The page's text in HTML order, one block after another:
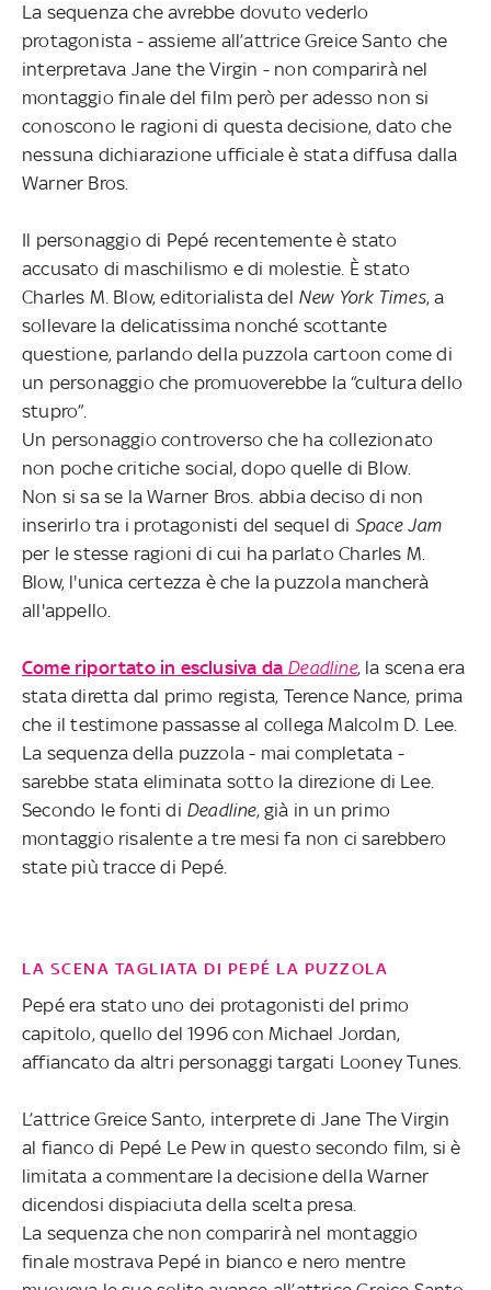
La sequenza che avrebbe dovuto vederlo
protagonista - assieme all’attrice Greice Santo che
interpretava Jane the Virgin - non comparirà nel
montaggio finale del film però per adesso non si
conoscono le ragioni di questa decisione, dato che
nessuna dichiarazione ufficiale è stata diffusa dalla
Warner Bros.
Il personaggio di Pepé recentemente è stato
accusato di maschilismo e di molestie. È stato
Charles M. Blow, editorialista del New York Times, a
sollevare la delicatissima nonché scottante
questione, parlando della puzzola cartoon come di
un personaggio che promuoverebbe la “cultura dello
stupro”.
Un personaggio controverso che ha collezionato
non poche critiche social, dopo quelle di Blow.
Non si sa se la Warner Bros. abbia deciso di non
inserirlo tra i protagonisti del sequel di Space Jam
per le stesse ragioni di cui ha parlato Charles M.
Blow, l'unica certezza è che la puzzola mancherà
all'appello.
Come riportato in esclusiva da Deadline, la scena era
stata diretta dal primo regista, Terence Nance, prima
che il testimone passasse al collega Malcolm D. Lee.
La sequenza della puzzola - mai completata -
sarebbe stata eliminata sotto la direzione di Lee.
Secondo le fonti di Deadline, già in un primo
montaggio risalente a tre mesi fa non ci sarebbero
state più tracce di Pepé.
LA SCENA TAGLIATA DI PEPÉ LA PUZZOLA
Pepé era stato uno dei protagonisti del primo
capitolo, quello del 1996 con Michael Jordan,
affiancato da altri personaggi targati Looney Tunes.
L’attrice Greice Santo, interprete di Jane The Virgin
al fianco di Pepé Le Pew in questo secondo film, si è
limitata a commentare la decisione della Warner
dicendosi dispiaciuta della scelta presa.
La sequenza che non comparirà nel montaggio
finale mostrava Pepé in bianco e nero mentre